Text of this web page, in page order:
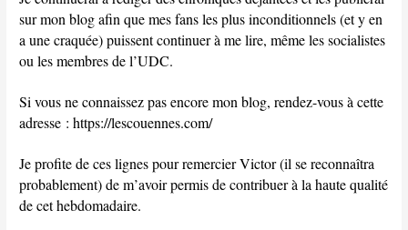
sur mon blog afin que mes fans les plus inconditionnels (et y en
a une craquée) puissent continuer à me lire, même les socialistes
ou les membres de l’UDC.
Si vous ne connaissez pas encore mon blog, rendez-vous à cette
adresse : https://lescouennes.com/
Je profite de ces lignes pour remercier Victor (il se reconnaîtra
probablement) de m’avoir permis de contribuer à la haute qualité
de cet hebdomadaire.